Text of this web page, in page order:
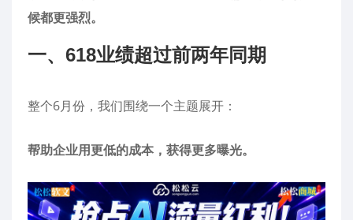
候都更强烈。
一、618业绩超过前两年同期
整个6月份，我们围绕一个主题展开：
帮助企业用更低的成本，获得更多曝光。